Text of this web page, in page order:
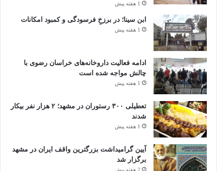
1 هفته پیش
ابن سینا؛ در برزخِ فرسودگی و کمبود امکانات
1 هفته پیش
ادامه فعالیت داروخانه‌های خراسان رضوی با
چالش مواجه شده است
1 هفته پیش
تعطیلی ۳۰۰ رستوران در مشهد؛ ۲ هزار نفر بیکار
شدند
1 هفته پیش
آیین گرامیداشت بزرگترین واقف ایران در مشهد
برگزار شد
2 هفته پیش